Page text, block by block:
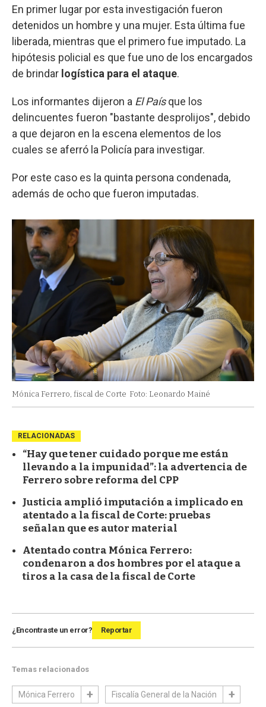
En primer lugar por esta investigación fueron
detenidos un hombre y una mujer. Esta última fue
liberada, mientras que el primero fue imputado. La
hipótesis policial es que fue uno de los encargados
de brindar logística para el ataque.
Los informantes dijeron a El Paísque los
delincuentes fueron "bastante desprolijos", debido
a que dejaron en la escena elementos de los
cuales se aferró la Policía para investigar.
Por este caso es la quinta persona condenada,
además de ocho que fueron imputadas.
Mónica Ferrero, fiscal de Corte Foto: Leonardo Mainé
RELACIONADAS
“Hay que tener cuidado porque me están
llevando a la impunidad”: la advertencia de
Ferrero sobre reforma del CPP
Justicia amplió imputación a implicado en
atentado a la fiscal de Corte: pruebas
señalan que es autor material
Atentado contra Mónica Ferrero:
condenaron a dos hombres por el ataque a
tiros a la casa de la fiscal de Corte
¿Encontraste un error? Reportar
Temas relacionados
Mónica Ferrero Fiscalía General de la Nación